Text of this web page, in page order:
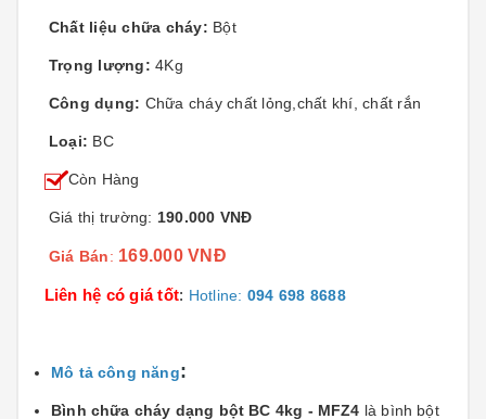
Chất liệu chữa cháy: Bột
Trọng lượng: 4Kg
Công dụng: Chữa cháy chất lỏng,chất khí, chất rắn
Loại: BC
Còn Hàng
Giá thị trường: 190.000 VNĐ
Giá Bán: 169.000 VNĐ
Liên hệ có giá tốt: Hotline: 094 698 8688
Mô tả công năng:
Bình chữa cháy dạng bột BC 4kg - MFZ4 là bình bột